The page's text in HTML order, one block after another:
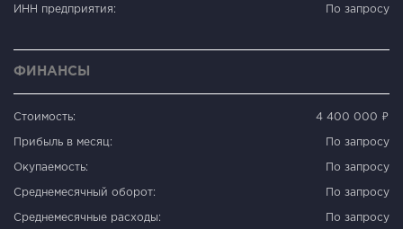
ИНН предприятия: По запросу
ФИНАНСЫ
Стоимость: 4 400 000 ₽
Прибыль в месяц: По запросу
Окупаемость: По запросу
Среднемесячный оборот: По запросу
Среднемесячные расходы: По запросу